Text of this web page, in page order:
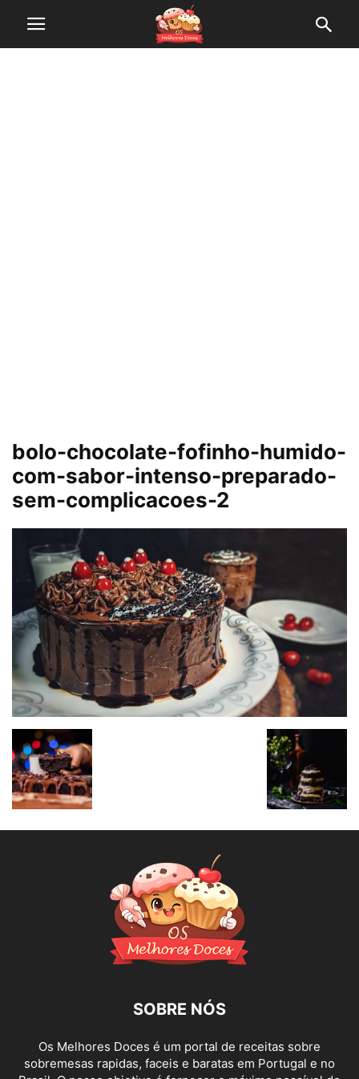
bolo-chocolate-fofinho-humido-
com-sabor-intenso-preparado-
sem-complicacoes-2
SOBRE NÓS
Os Melhores Doces é um portal de receitas sobre
sobremesas rapidas, faceis e baratas em Portugal e no